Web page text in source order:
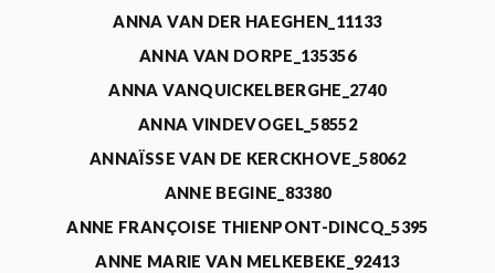
ANNA VAN DER HAEGHEN_11133
ANNA VAN DORPE_135356
ANNA VANQUICKELBERGHE_2740
ANNA VINDEVOGEL_58552
ANNAÏSSE VAN DE KERCKHOVE_58062
ANNE BEGINE_83380
ANNE FRANÇOISE THIENPONT-DINCQ_5395
ANNE MARIE VAN MELKEBEKE_92413